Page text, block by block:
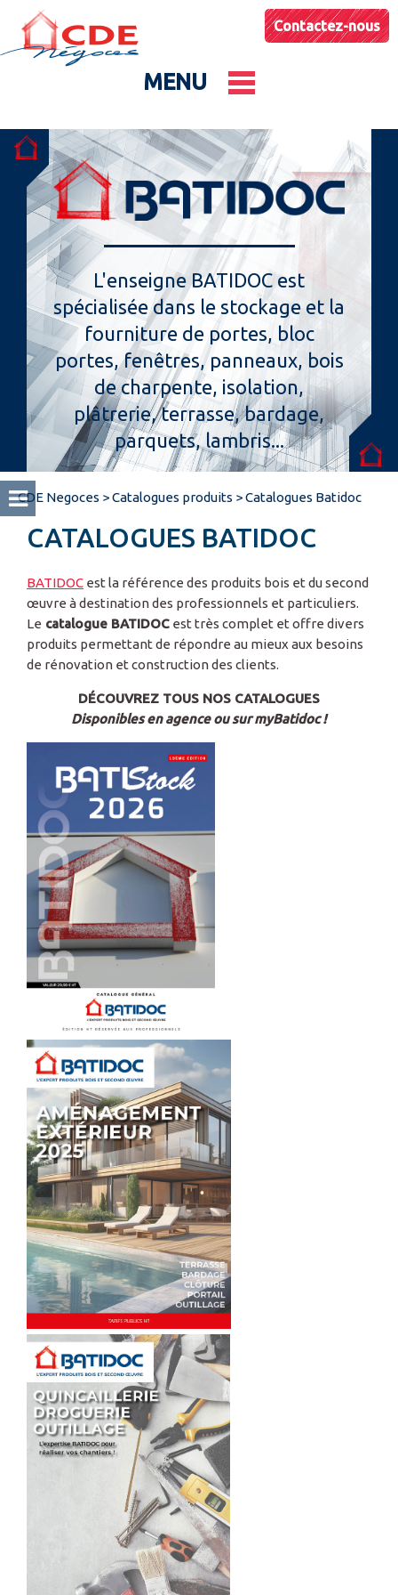
Contactez-nous
MENU
Le groupe
Nos entités
Conseils & Astuces
Actualités
Catalogues produits
Espace pro
L'enseigne BATIDOC est
spécialisée dans le stockage et la
fourniture de portes, bloc
portes, fenêtres, panneaux, bois
de charpente, isolation,
plâtrerie, terrasse, bardage,
parquets, lambris...
CDE Negoces >Catalogues produits >Catalogues Batidoc
CATALOGUES BATIDOC
BATIDOC est la référence des produits bois et du second
œuvre à destination des professionnels et particuliers.
Le catalogue BATIDOC est très complet et offre divers
produits permettant de répondre au mieux aux besoins
de rénovation et construction des clients.
DÉCOUVREZ TOUS NOS CATALOGUES
Disponibles en agence ou sur myBatidoc !